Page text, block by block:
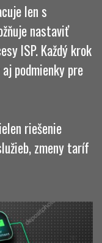
len s
nastaviť
ISP. Každý krok
podmienky pre
riešenie
zmeny taríf